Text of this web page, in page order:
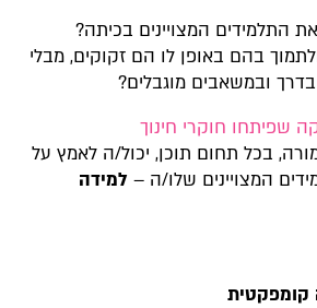
התלמידים המצויינים בכיתה?
בהם באופן לו הם זקוקים, מבלי
ובמשאבים מוגבלים?
שפיתחו חוקרי חינוך
בכל תחום תוכן, יכול/ה לאמץ על
המצויינים שלו/ה – למידה
קומפקטית